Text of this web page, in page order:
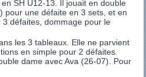
en SH U12-13. Il jouait en double
pour une défaite en 3 sets, et en
défaites, dommage pour le
les 3 tableaux. Elle ne parvient
en simple pour 2 défaites.
dame avec Ava (26-07). Pour